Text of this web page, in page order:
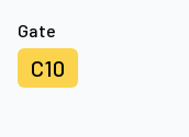
Gate
C10